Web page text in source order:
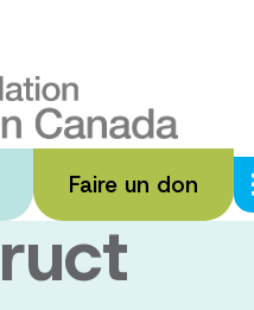
Faire un don
parts